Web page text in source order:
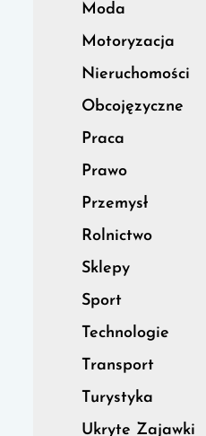
Moda
Motoryzacja
Nieruchomości
Obcojęzyczne
Praca
Prawo
Przemysł
Rolnictwo
Sklepy
Sport
Technologie
Transport
Turystyka
Ukryte Zajawki